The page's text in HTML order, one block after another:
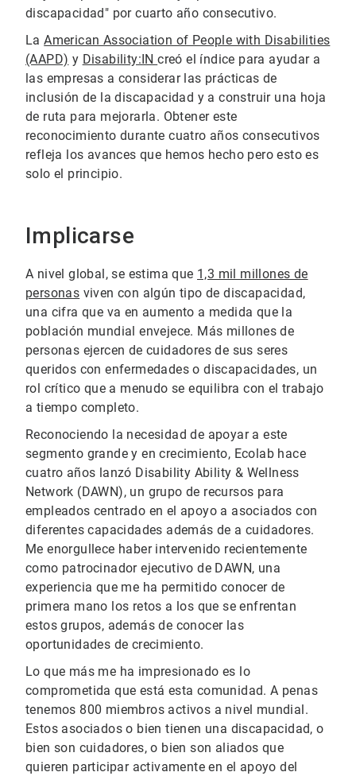
discapacidad" por cuarto año consecutivo.
LaAmerican Association of People with Disabilities
(AAPD) y Disability:INcreó el índice para ayudar a
las empresas a considerar las prácticas de
inclusión de la discapacidad y a construir una hoja
de ruta para mejorarla. Obtener este
reconocimiento durante cuatro años consecutivos
refleja los avances que hemos hecho pero esto es
solo el principio.
Implicarse
A nivel global, se estima que 1,3 mil millones de
personas viven con algún tipo de discapacidad,
una cifra que va en aumento a medida que la
población mundial envejece. Más millones de
personas ejercen de cuidadores de sus seres
queridos con enfermedades o discapacidades, un
rol crítico que a menudo se equilibra con el trabajo
a tiempo completo.
Reconociendo la necesidad de apoyar a este
segmento grande y en crecimiento, Ecolab hace
cuatro años lanzó Disability Ability & Wellness
Network (DAWN), un grupo de recursos para
empleados centrado en el apoyo a asociados con
diferentes capacidades además de a cuidadores.
Me enorgullece haber intervenido recientemente
como patrocinador ejecutivo de DAWN, una
experiencia que me ha permitido conocer de
primera mano los retos a los que se enfrentan
estos grupos, además de conocer las
oportunidades de crecimiento.
Lo que más me ha impresionado es lo
comprometida que está esta comunidad. A penas
tenemos 800 miembros activos a nivel mundial.
Estos asociados o bien tienen una discapacidad, o
bien son cuidadores, o bien son aliados que
quieren participar activamente en el apoyo del